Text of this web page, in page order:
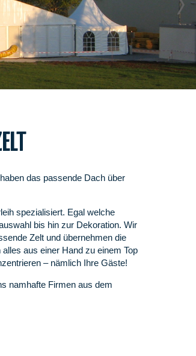
das passende Dach über
spezialisiert. Egal welche
bis hin zur Dekoration. Wir
Zelt und übernehmen die
aus einer Hand zu einem Top
– nämlich Ihre Gäste!
namhafte Firmen aus dem